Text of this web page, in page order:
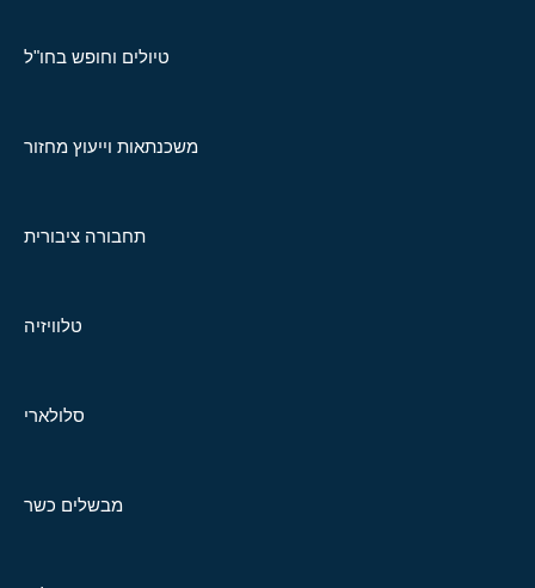
טיולים וחופש בחו"ל
משכנתאות וייעוץ מחזור
תחבורה ציבורית
טלוויזיה
סלולארי
מבשלים כשר